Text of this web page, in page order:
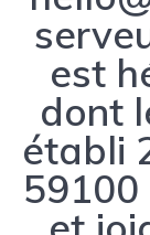
est
dont
établi
59100